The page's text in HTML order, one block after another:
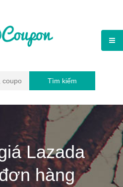
Tìm kiếm
Lazada
hàng